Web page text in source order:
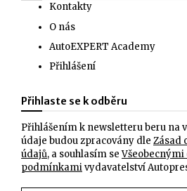
Kontakty
O nás
AutoEXPERT Academy
Přihlášení
Přihlaste se k odběru
Přihlášením k newsletteru beru na
údaje budou zpracovány dle Zásad
údajů, a souhlasím se
podmínkamivydavatelství